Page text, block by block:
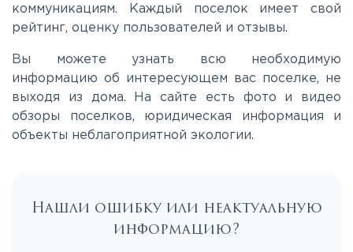
Минское
Новорижское
коммуникациям. Каждый поселок имеет свой
рейтинг, оценку пользователей и отзывы.
Вы можете узнать всю необходимую
информацию об интересующем вас поселке, не
выходя из дома. На сайте есть фото и видео
обзоры поселков, юридическая информация и
объекты неблагоприятной экологии.
Нашли ошибку или неактуальную
информацию?